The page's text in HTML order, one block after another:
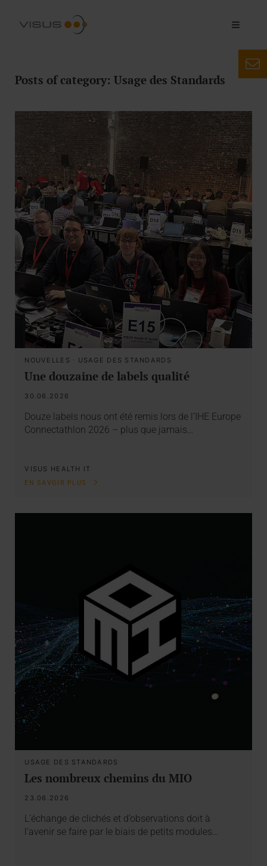
Posts of category: Usage des Standards
NOUVELLES · USAGE DES STANDARDS
Une douzaine de labels qualité
30.06.2026
Douze labels nous ont été remis lors de l’IHE Europe
Connectathlon 2026 – plus que jamais…
VISUS HEALTH IT
EN SAVOIR PLUS
USAGE DES STANDARDS
Les nombreux chemins du MIO
23.06.2026
L’échange de clichés et d’observations doit à
l’avenir se faire par le biais de petits modules…